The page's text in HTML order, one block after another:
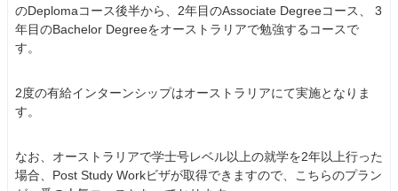
のDeplomaコース後半から、2年目のAssociate Degreeコース、 3
年目のBachelor Degreeをオーストラリアで勉強するコースで
す。
2度の有給インターンシップはオーストラリアにて実施となりま
す。
なお、オーストラリアで学士号レベル以上の就学を2年以上行った
場合、Post Study Workビザが取得できますので、こちらのプラン